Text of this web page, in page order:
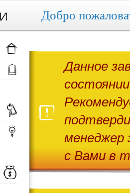
Добро
Данное
менеджер
с Вами в